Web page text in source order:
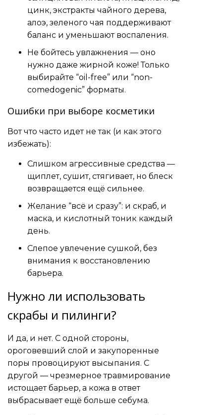
цинк, экстракты чайного дерева,
алоэ, зеленого чая поддерживают
баланс и уменьшают воспаления.
Не бойтесь увлажнения — оно
нужно даже жирной коже! Только
выбирайте “oil-free” или “non-
comedogenic” форматы.
Ошибки при выборе косметики
Вот что часто идет не так (и как этого
избежать):
Слишком агрессивные средства —
щиплет, сушит, стягивает, но блеск
возвращается ещё сильнее.
Желание “всё и сразу”: и скраб, и
маска, и кислотный тоник каждый
день.
Слепое увлечение сушкой, без
внимания к восстановлению
барьера.
Нужно ли использовать
скрабы и пилинги?
И да, и нет. С одной стороны,
ороговевший слой и закупоренные
поры провоцируют высыпания. С
другой — чрезмерное травмирование
истощает барьер, а кожа в ответ
выбрасывает ещё больше себума.